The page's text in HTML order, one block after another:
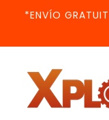
*ENVÍO